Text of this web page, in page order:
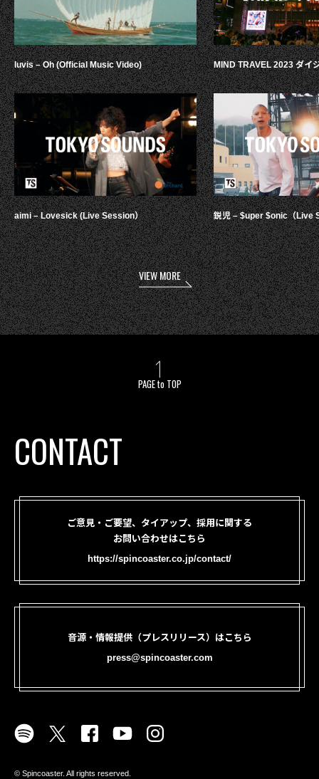
luvis – Oh (Official Music Video)
aimi – Lovesick (Live Session）
MIND TRAVEL 2023 ダイ
鋭児 – $uper $onic（Live
VIEW MORE
PAGE to TOP
CONTACT
ご意見・ご要望、タイアップ、採用に関する
お問い合わせはこちら
https://spincoaster.co.jp/contact/
音源・情報提供（プレスリリース）はこちら
press@spincoaster.com
©︎ Spincoaster. All rights reserved.